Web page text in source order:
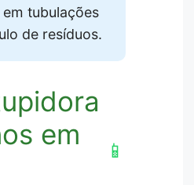
tubulações
de resíduos.
em
📱